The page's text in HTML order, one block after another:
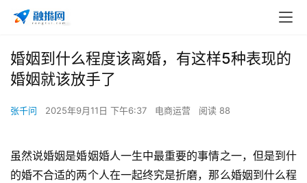
婚姻到什么程度该离婚，有这样5种表现的
婚姻就该放手了
张千问 2025年9月11日 下午6:37 电商运营 阅读 88
虽然说婚姻是婚姻婚人一生中最重要的事情之一，但是到什
的婚不合适的两个人在一起终究是折磨，那么婚姻到什么程